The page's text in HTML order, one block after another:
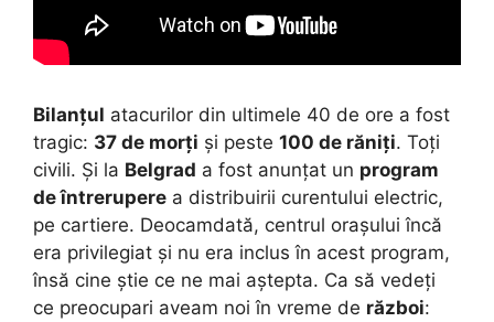
Bilanțul atacurilor din ultimele 40 de ore a fost
tragic: 37 de morți și peste 100 de răniți. Toți
civili. Și la Belgrad a fost anunțat un program
de întrerupere a distribuirii curentului electric,
pe cartiere. Deocamdată, centrul orașului încă
era privilegiat și nu era inclus în acest program,
însă cine știe ce ne mai aștepta. Ca să vedeți
ce preocupari aveam noi în vreme de război: